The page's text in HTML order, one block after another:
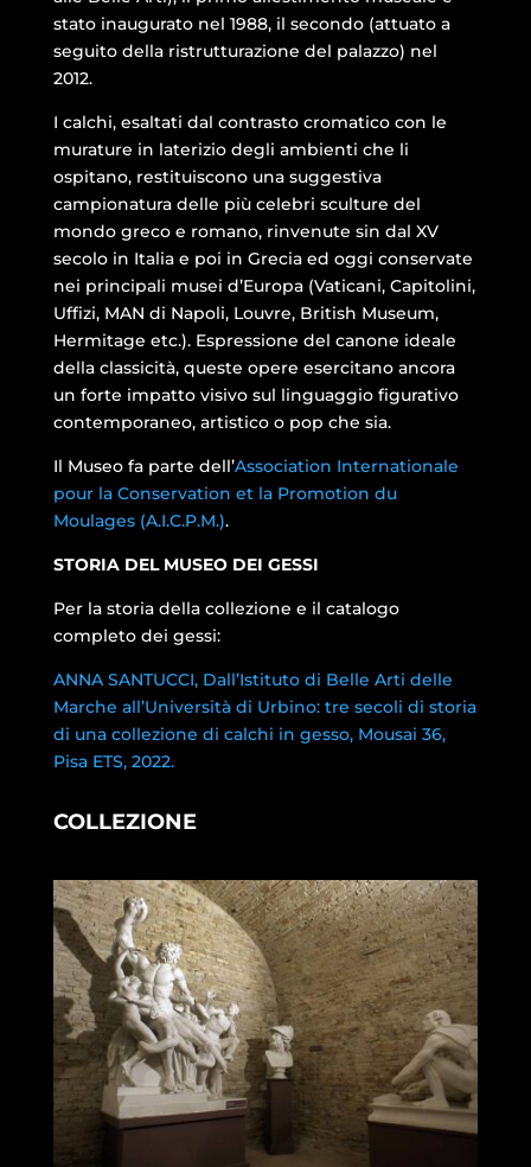
stato inaugurato nel 1988, il secondo (attuato a
seguito della ristrutturazione del palazzo) nel
2012.
I calchi, esaltati dal contrasto cromatico con le
murature in laterizio degli ambienti che li
ospitano, restituiscono una suggestiva
campionatura delle più celebri sculture del
mondo greco e romano, rinvenute sin dal XV
secolo in Italia e poi in Grecia ed oggi conservate
nei principali musei d’Europa (Vaticani, Capitolini,
Uffizi, MAN di Napoli, Louvre, British Museum,
Hermitage etc.). Espressione del canone ideale
della classicità, queste opere esercitano ancora
un forte impatto visivo sul linguaggio figurativo
contemporaneo, artistico o pop che sia.
Il Museo fa parte dell’Association Internationale
pour la Conservation et la Promotion du
Moulages (A.I.C.P.M.).
STORIA DEL MUSEO DEI GESSI
Per la storia della collezione e il catalogo
completo dei gessi:
ANNA SANTUCCI, Dall’Istituto di Belle Arti delle
Marche all’Università di Urbino: tre secoli di storia
di una collezione di calchi in gesso, Mousai 36,
Pisa ETS, 2022.
COLLEZIONE